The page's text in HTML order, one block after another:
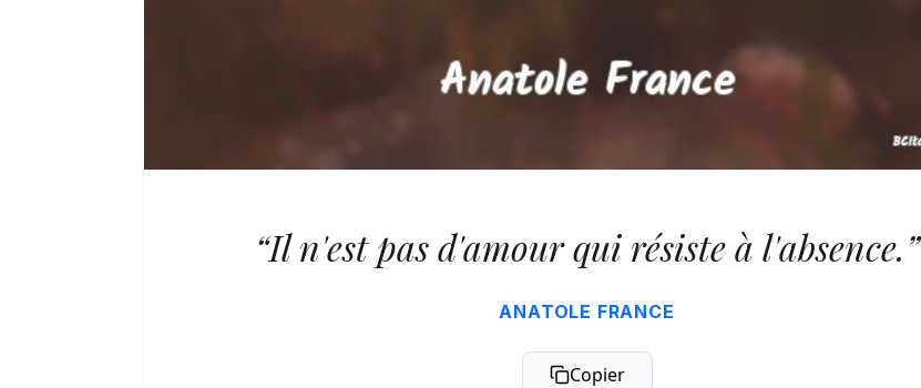
“Il n'est pas d'amour qui résiste à l'absence.”
ANATOLE FRANCE
Copier